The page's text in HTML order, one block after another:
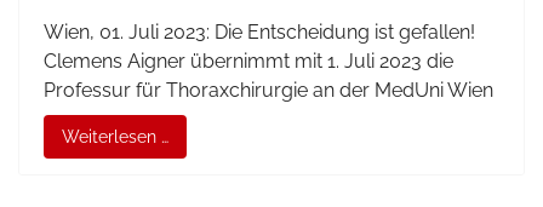
Wien, 01. Juli 2023: Die Entscheidung ist gefallen!
Clemens Aigner übernimmt mit 1. Juli 2023 die
Professur für Thoraxchirurgie an der MedUni Wien
Weiterlesen …